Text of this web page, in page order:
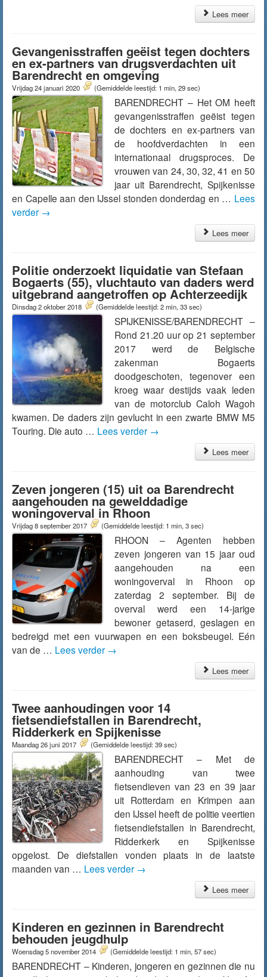
Lees meer
Gevangenisstraffen geëist tegen dochters
en ex-partners van drugsverdachten uit
Barendrecht en omgeving
Vrijdag 24 januari 2020 (Gemiddelde leestijd: 1 min, 29 sec)
BARENDRECHT – Het OM heeft
gevangenisstraffen geëist tegen
de dochters en ex-partners van
de hoofdverdachten in een
internationaal drugsproces. De
vrouwen van 24, 30, 32, 41 en 50
jaar uit Barendrecht, Spijkenisse
en Capelle aan den IJssel stonden donderdag en … Lees
verder →
Lees meer
Politie onderzoekt liquidatie van Stefaan
Bogaerts (55), vluchtauto van daders werd
uitgebrand aangetroffen op Achterzeedijk
Dinsdag 2 oktober 2018 (Gemiddelde leestijd: 2 min, 33 sec)
SPIJKENISSE/BARENDRECHT –
Rond 21.20 uur op 21 september
2017 werd de Belgische
zakenman Bogaerts
doodgeschoten, tegenover een
kroeg waar destijds vaak leden
van de motorclub Caloh Wagoh
kwamen. De daders zijn gevlucht in een zwarte BMW M5
Touring. Die auto … Lees verder →
Lees meer
Zeven jongeren (15) uit oa Barendrecht
aangehouden na gewelddadige
woningoverval in Rhoon
Vrijdag 8 september 2017 (Gemiddelde leestijd: 1 min, 3 sec)
RHOON – Agenten hebben
zeven jongeren van 15 jaar oud
aangehouden na een
woningoverval in Rhoon op
zaterdag 2 september. Bij de
overval werd een 14-jarige
bewoner getaserd, geslagen en
bedreigd met een vuurwapen en een boksbeugel. Eén
van de … Lees verder →
Lees meer
Twee aanhoudingen voor 14
fietsendiefstallen in Barendrecht,
Ridderkerk en Spijkenisse
Maandag 26 juni 2017 (Gemiddelde leestijd: 39 sec)
BARENDRECHT – Met de
aanhouding van twee
fietsendieven van 23 en 39 jaar
uit Rotterdam en Krimpen aan
den IJssel heeft de politie veertien
fietsendiefstallen in Barendrecht,
Ridderkerk en Spijkenisse
opgelost. De diefstallen vonden plaats in de laatste
maanden van … Lees verder →
Lees meer
Kinderen en gezinnen in Barendrecht
behouden jeugdhulp
Woensdag 5 november 2014 (Gemiddelde leestijd: 1 min, 57 sec)
BARENDRECHT – Kinderen, jongeren en gezinnen die nu